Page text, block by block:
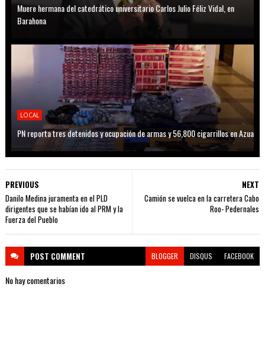
Muere hermana del catedrático universitario Carlos Julio Féliz Vidal, en
Barahona
LOCAL
PN reporta tres detenidos y ocupación de armas y 56,800 cigarrillos en Azua
NEXT
Camión se vuelca en la carretera Cabo
Roo- Pedernales
PREVIOUS
Danilo Medina juramenta en el PLD
dirigentes que se habían ido al PRM y la
Fuerza del Pueblo
POST COMMENT BLOGGER DISQUS FACEBOOK
No hay comentarios